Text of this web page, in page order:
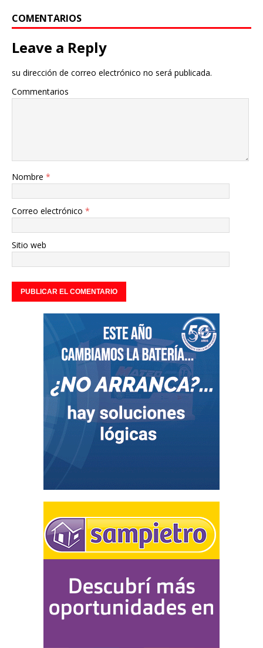
COMENTARIOS
Leave a Reply
su dirección de correo electrónico no será publicada.
Commentarios
Nombre *
Correo electrónico *
Sitio web